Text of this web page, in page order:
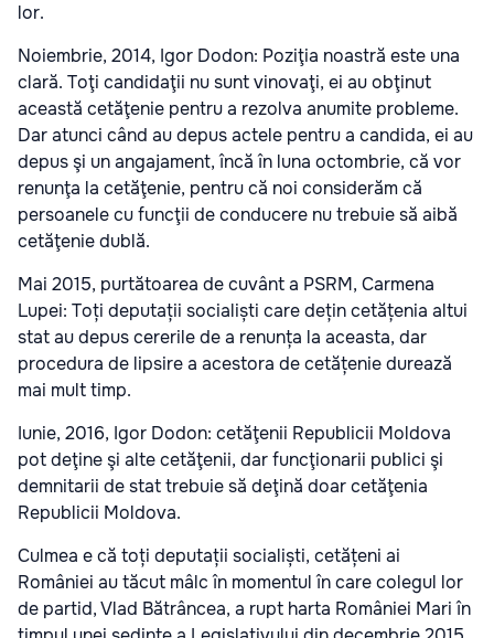
lor.
Noiembrie, 2014, Igor Dodon: Poziţia noastră este una
clară. Toţi candidaţii nu sunt vinovaţi, ei au obţinut
această cetăţenie pentru a rezolva anumite probleme.
Dar atunci când au depus actele pentru a candida, ei au
depus şi un angajament, încă în luna octombrie, că vor
renunţa la cetăţenie, pentru că noi considerăm că
persoanele cu funcţii de conducere nu trebuie să aibă
cetăţenie dublă.
Mai 2015, purtătoarea de cuvânt a PSRM, Carmena
Lupei: Toți deputații socialiști care dețin cetățenia altui
stat au depus cererile de a renunța la aceasta, dar
procedura de lipsire a acestora de cetățenie durează
mai mult timp.
Iunie, 2016, Igor Dodon: cetăţenii Republicii Moldova
pot deţine şi alte cetăţenii, dar funcţionarii publici şi
demnitarii de stat trebuie să deţină doar cetăţenia
Republicii Moldova.
Culmea e că toți deputații socialiști, cetățeni ai
României au tăcut mâlc în momentul în care colegul lor
de partid, Vlad Bătrâncea, a rupt harta României Mari în